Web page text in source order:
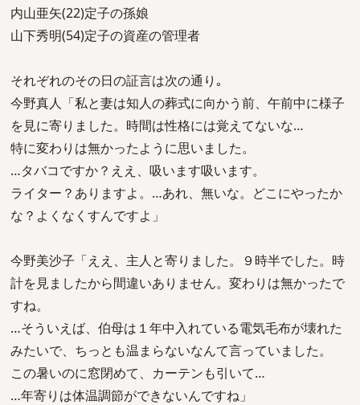
内山亜矢(22)定子の孫娘
山下秀明(54)定子の資産の管理者
それぞれのその日の証言は次の通り｡
今野真人「私と妻は知人の葬式に向かう前、午前中に様子
を見に寄りました。時間は性格には覚えてないな…
特に変わりは無かったように思いました。
…タバコですか？ええ、吸います吸います。
ライター？ありますよ。…あれ、無いな。どこにやったか
な？よくなくすんですよ」
今野美沙子「ええ、主人と寄りました。９時半でした。時
計を見ましたから間違いありません。変わりは無かったで
すね。
…そういえば、伯母は１年中入れている電気毛布が壊れた
みたいで、ちっとも温まらないなんて言っていました。
この暑いのに窓閉めて、カーテンも引いて…
…年寄りは体温調節ができないんですね」